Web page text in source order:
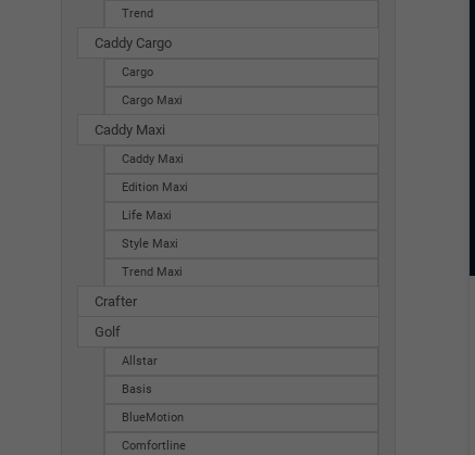
Trend
Caddy Cargo
Cargo
Cargo Maxi
Caddy Maxi
Caddy Maxi
Edition Maxi
Life Maxi
Style Maxi
Trend Maxi
Crafter
Golf
Allstar
Basis
BlueMotion
Comfortline